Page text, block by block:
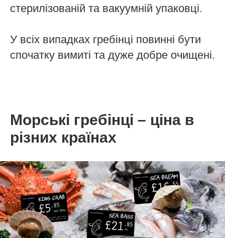
стерилізованій та вакуумній упаковці.
У всіх випадках гребінці повинні бути
спочатку вимиті та дуже добре очищені.
Морські гребінці – ціна в
різних країнах